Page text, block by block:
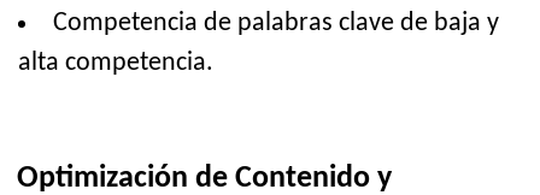
Competencia de palabras clave de baja y
alta competencia.
Optimización de Contenido y